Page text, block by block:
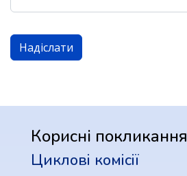
CAPTCHA*
Надіслати
Корисні покликання
Циклові комісії